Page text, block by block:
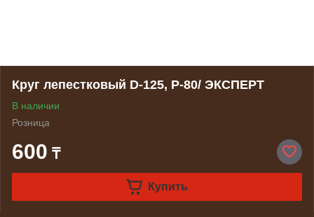
Круг лепестковый D-125, P-80/ ЭКСПЕРТ
В наличии
Розница
600 ₸
Купить